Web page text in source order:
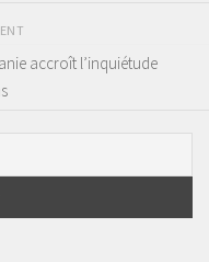
accroît l’inquiétude